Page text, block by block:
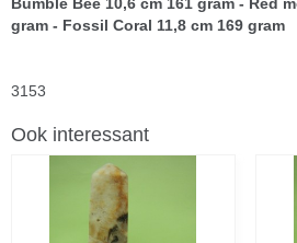
gram - Fossil Coral 11,8 cm 169 gram
3153
Ook interessant